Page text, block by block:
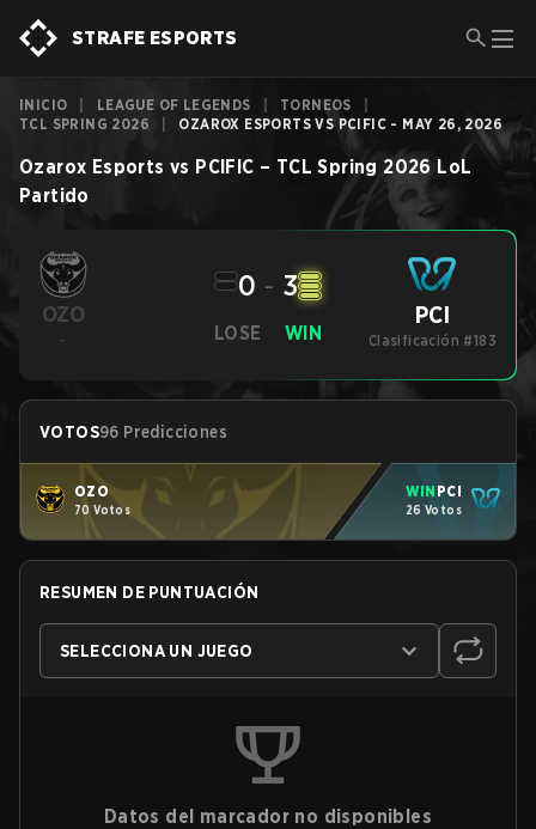
STRAFE ESPORTS
INICIO LEAGUE OF LEGENDS TORNEOS
TCL SPRING 2026
OZAROX ESPORTS VS PCIFIC - MAY 26, 2026
Ozarox Esports vs PCIFIC – TCL Spring 2026 LoL
Partido
OZO
- LOSE
0 - 3
WIN
PCI
Clasificación #183
VOTOS96 Predicciones
OZO
70 Votos
WIN PCI
26 Votos
RESUMEN DE PUNTUACIÓN
SELECCIONA UN JUEGO
Datos del marcador no disponibles